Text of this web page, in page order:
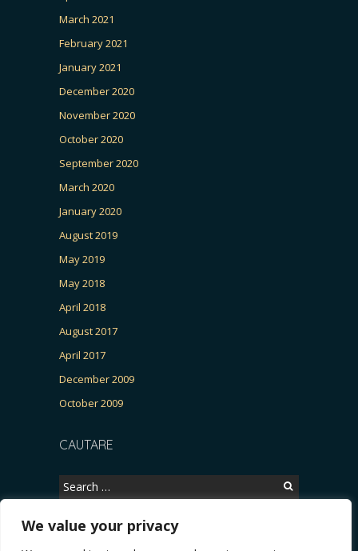
We value your privacy
March 2021
February 2021
January 2021
December 2020
November 2020
October 2020
September 2020
March 2020
January 2020
August 2019
May 2019
May 2018
April 2018
August 2017
April 2017
December 2009
October 2009
CAUTARE
Search
for: